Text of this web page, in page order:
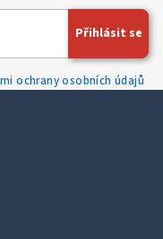
ochrany osobních údajů
Přihlásit se